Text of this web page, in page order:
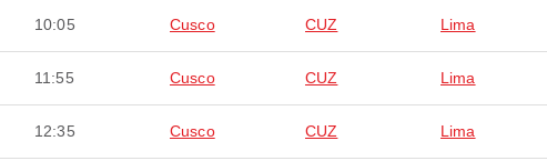
10:05 Cusco CUZ Lima
11:55 Cusco CUZ Lima
12:35 Cusco CUZ Lima